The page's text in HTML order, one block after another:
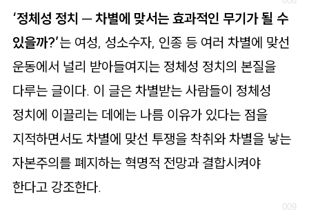
‘정체성 정치 ─ 차별에 맞서는 효과적인 무기가 될 수
있을까?’는 여성, 성소수자, 인종 등 여러 차별에 맞선
운동에서 널리 받아들여지는 정체성 정치의 본질을
다루는 글이다. 이 글은 차별받는 사람들이 정체성
정치에 이끌리는 데에는 나름 이유가 있다는 점을
지적하면서도 차별에 맞선 투쟁을 착취와 차별을 낳는
자본주의를 폐지하는 혁명적 전망과 결합시켜야
한다고 강조한다.